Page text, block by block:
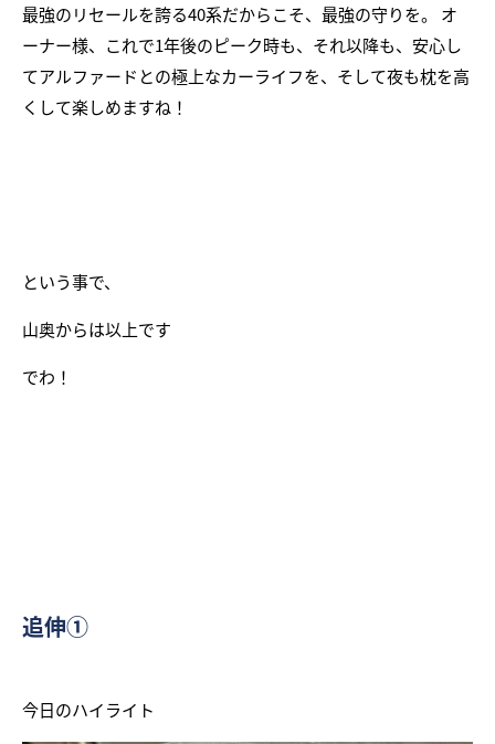
最強のリセールを誇る40系だからこそ、最強の守りを。 オ
ーナー様、これで1年後のピーク時も、それ以降も、安心し
てアルファードとの極上なカーライフを、そして夜も枕を高
くして楽しめますね！
という事で、
山奥からは以上です
でわ！
追伸①
今日のハイライト